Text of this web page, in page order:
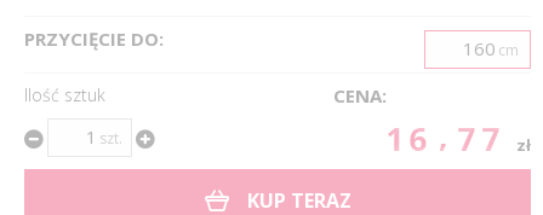
PRZYCIĘCIE DO: cm
Ilość sztuk
szt.
CENA:
16.77 zł
KUP TERAZ